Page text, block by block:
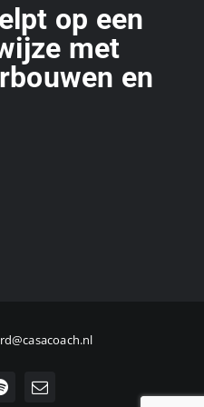
op een
met
en